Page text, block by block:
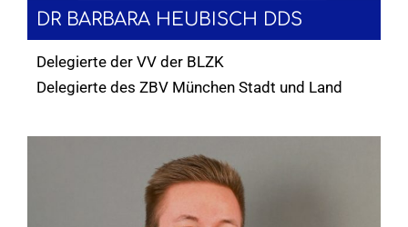
DR BARBARA HEUBISCH DDS
Delegierte der VV der BLZK
Delegierte des ZBV München Stadt und Land